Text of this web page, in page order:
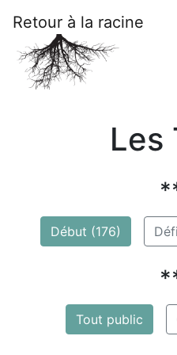
Retour à la racine
Les
Début (176)
Tout public